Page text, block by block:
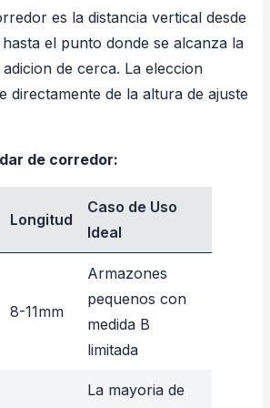
es la distancia vertical desde
el punto donde se alcanza la
de cerca. La eleccion
directamente de la altura de ajuste
de corredor:
Longitud
Caso de Uso
Ideal
8-11mm
Armazones
pequenos con
medida B
limitada
La mayoria de